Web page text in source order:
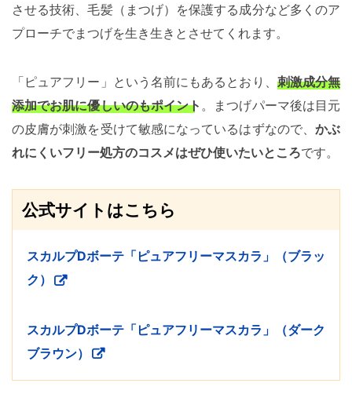
させる技術、毛髪（まつげ）を保護する成分など多くのア
プローチでまつげを生き生きとさせてくれます。
「ピュアフリー」という名前にもあるとおり、 刺激成分無
添加でお肌に優しいのもポイント 。まつげパーマ後は目元
の皮膚が刺激を受けて敏感になっているはずなので、 かぶ
れにくいフリー処方のコスメはぜひ使いたいところです。
公式サイトはこちら
スカルプDボーテ「ピュアフリーマスカラ」（ブラッ
ク）
スカルプDボーテ「ピュアフリーマスカラ」（ダーク
ブラウン）